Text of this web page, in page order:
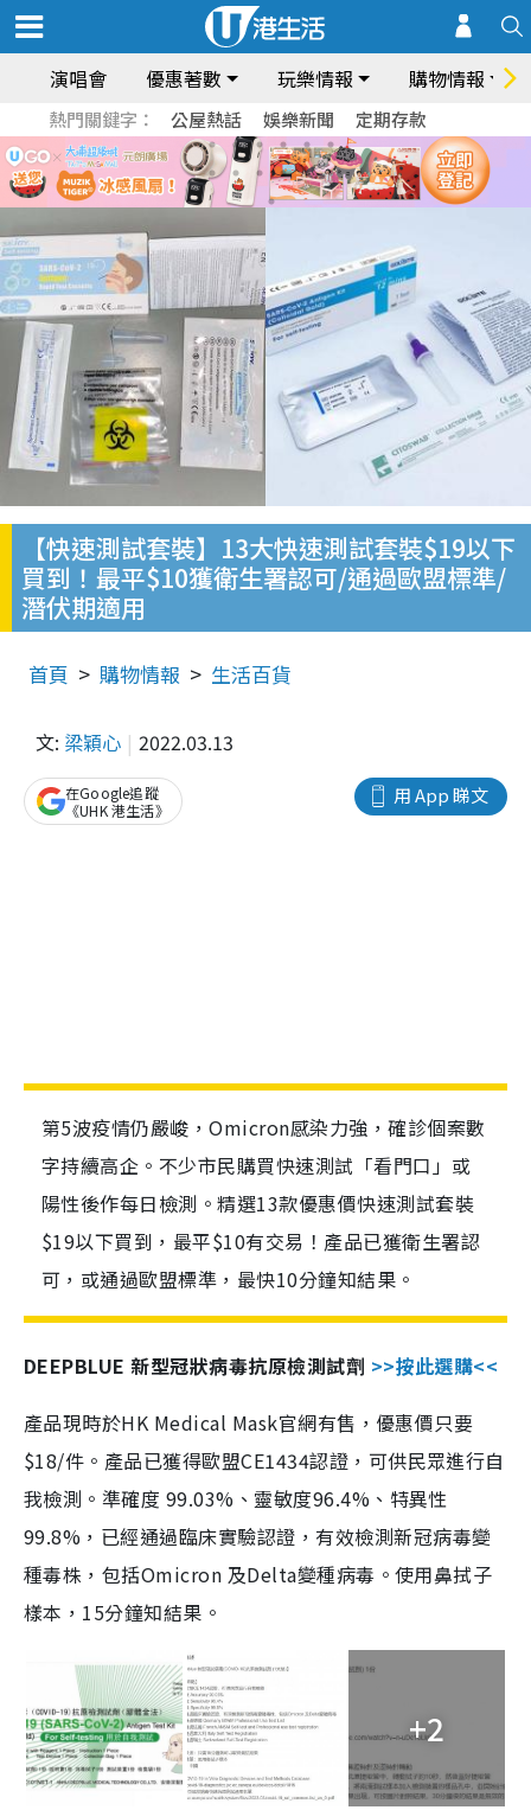
演唱會 優惠著數 玩樂情報 購物情報
熱門關鍵字： 公屋熱話 娛樂新聞 定期存款
【快速測試套裝】13大快速測試套裝$19以下
買到！最平$10獲衛生署認可/通過歐盟標準/
潛伏期適用
首頁 購物情報 生活百貨
文: 梁穎心 2022.03.13
用 App 睇文
在Google追蹤
《UHK 港生活》
第5波疫情仍嚴峻，Omicron感染力強，確診個案數
字持續高企。不少市民購買快速測試「看門口」或
陽性後作每日檢測。精選13款優惠價快速測試套裝
$19以下買到，最平$10有交易！產品已獲衛生署認
可，或通過歐盟標準，最快10分鐘知結果。
DEEPBLUE 新型冠狀病毒抗原檢測試劑 >>按此選購<<
產品現時於HK Medical Mask官網有售，優惠價只要
$18/件。產品已獲得歐盟CE1434認證，可供民眾進行自
我檢測。準確度 99.03%、靈敏度96.4%、特異性
99.8%，已經通過臨床實驗認證，有效檢測新冠病毒變
種毒株，包括Omicron 及Delta變種病毒。使用鼻拭子
樣本，15分鐘知結果。
+2